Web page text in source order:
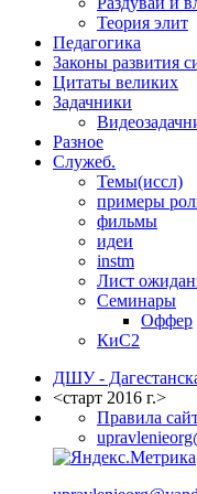
Теория элит
​Педагогика
Законы развития
Цитаты великих
Задачники
Разное
Служеб.
Темы(иссл)
примеры
фильмы
идеи
instm
Лист
Семинары
Оффер
КиС2
ДШУ -
<старт 2016 г.>
Правила